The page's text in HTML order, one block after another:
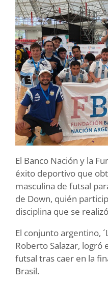
El Banco Nación y la
éxito deportivo que
masculina de futsal
de Down, quién
disciplina que se
El conjunto argentino,
Roberto Salazar, logró
futsal tras caer en la
Brasil.